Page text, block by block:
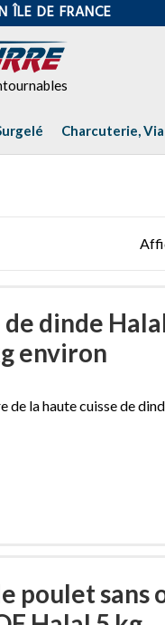
ÎLE DE FRANCE
Charcuterie,
dinde
environ
de la haute cuisse de
poulet sans